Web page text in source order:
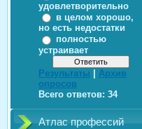
удовлетворительно
в целом хорошо,
но есть недостатки
полностью
устраивает
Результаты
Архив
опросов
Всего ответов: 34
Атлас профессий